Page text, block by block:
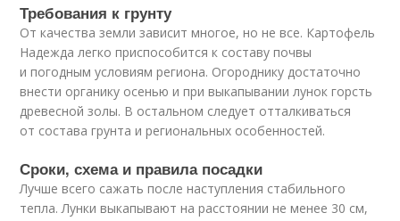
Требования к грунту
От качества земли зависит многое, но не все. Картофель
Надежда легко приспособится к составу почвы
и погодным условиям региона. Огороднику достаточно
внести органику осенью и при выкапывании лунок горсть
древесной золы. В остальном следует отталкиваться
от состава грунта и региональных особенностей.
Сроки, схема и правила посадки
Лучше всего сажать после наступления стабильного
тепла. Лунки выкапывают на расстоянии не менее 30 см,